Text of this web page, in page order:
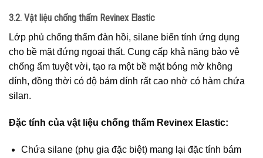
3.2. Vật liệu chống thấm Revinex Elastic
Lớp phủ chống thấm đàn hồi, silane biến tính ứng dụng
cho bề mặt đứng ngoại thất. Cung cấp khả năng bảo vệ
chống ẩm tuyệt vời, tạo ra một bề mặt bóng mờ không
dính, đồng thời có độ bám dính rất cao nhờ có hàm chứa
silan.
Đặc tính của vật liệu chống thấm Revinex Elastic:
Chứa silane (phụ gia đặc biệt) mang lại đặc tính bám